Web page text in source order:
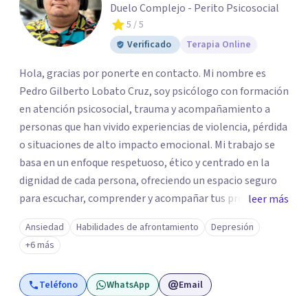
Duelo Complejo - Perito Psicosocial
5 / 5
Verificado
Terapia Online
Hola, gracias por ponerte en contacto. Mi nombre es
Pedro Gilberto Lobato Cruz, soy psicólogo con formación
en atención psicosocial, trauma y acompañamiento a
personas que han vivido experiencias de violencia, pérdida
o situaciones de alto impacto emocional. Mi trabajo se
basa en un enfoque respetuoso, ético y centrado en la
dignidad de cada persona, ofreciendo un espacio seguro
para escuchar, comprender y acompañar tus procesos
emocionales a tu propio ritmo. Creo firmemente en la
importancia de construir juntos herramientas que
fortalezcan el bienestar, la autonomía y el sentido de
vida. Será un gusto acompañarte en este proceso. Quedo
atento para resolver cualquier duda y acordar una cita. Un
leer más
Ansiedad Habilidades de afrontamiento
Depresión
+6 más
Teléfono WhatsApp Email